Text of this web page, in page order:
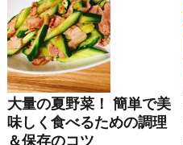
大量の夏野菜！ 簡単で美
味しく食べるための調理
＆保存のコツ